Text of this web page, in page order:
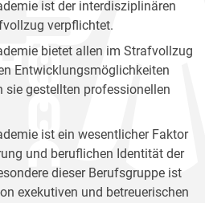
ist der interdisziplinären
verpflichtet.
bietet allen im Strafvollzug
Entwicklungsmöglichkeiten
sie gestellten professionellen
ist ein wesentlicher Faktor
und beruflichen Identität der
dieser Berufsgruppe ist
exekutiven und betreuerischen